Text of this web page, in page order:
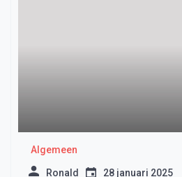
Algemeen
Ronald 28 januari 2025